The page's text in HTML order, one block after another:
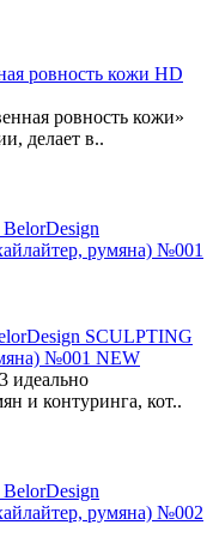
ровность кожи HD
ровность кожи»
делает в..
SCULPTING
№001 NEW
идеально
и контуринга, кот..